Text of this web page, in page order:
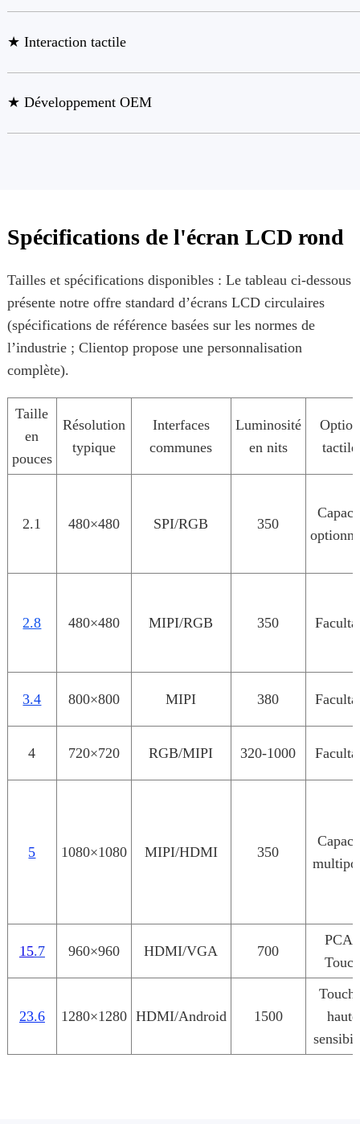
★ Interaction tactile
★ Développement OEM
Spécifications de l'écran LCD rond
Tailles et spécifications disponibles : Le tableau ci-dessous
présente notre offre standard d’écrans LCD circulaires
(spécifications de référence basées sur les normes de
l’industrie ; Clientop propose une personnalisation
complète).
Taille
en
pouces
Résolution
typique
Interfaces
communes
Luminosité
en nits
2.1 480×480 SPI/RGB 350
2.8 480×480 MIPI/RGB 350
3.4 800×800 MIPI 380
4 720×720 RGB/MIPI 320-1000
5 1080×1080 MIPI/HDMI 350
15.7 960×960 HDMI/VGA 700
PCAP
Touch
23.6 1280×1280 HDMI/Android 1500
haute